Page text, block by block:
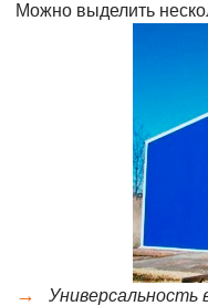
Можно выделить
Универсальность